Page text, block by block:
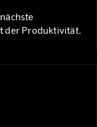
der Produktivität.